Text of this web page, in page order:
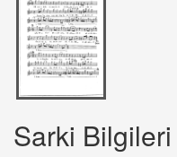
Sarki Bilgileri